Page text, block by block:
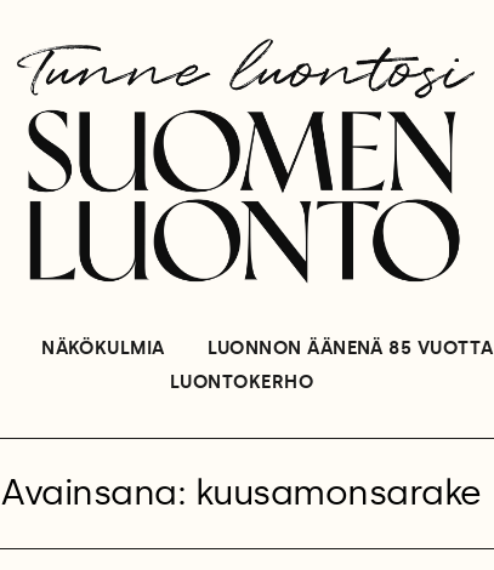
NÄKÖKULMIA LUONNON ÄÄNENÄ 85 VUOTTA
LUONTOKERHO
Avainsana: kuusamonsarake